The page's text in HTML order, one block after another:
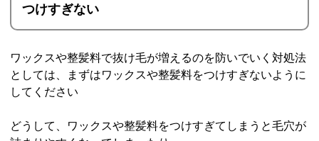
つけすぎない
ワックスや整髪料で抜け毛が増えるのを防いでいく対処法
としては、まずはワックスや整髪料をつけすぎないように
してください
どうして、ワックスや整髪料をつけすぎてしまうと毛穴が